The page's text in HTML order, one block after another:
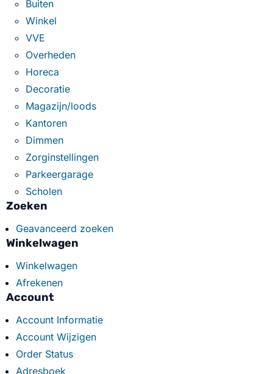
Buiten
Winkel
VVE
Overheden
Horeca
Decoratie
Magazijn/loods
Kantoren
Dimmen
Zorginstellingen
Parkeergarage
Scholen
Zoeken
Geavanceerd zoeken
Winkelwagen
Winkelwagen
Afrekenen
Account
Account Informatie
Account Wijzigen
Order Status
Adresboek